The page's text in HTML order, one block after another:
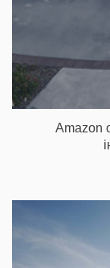
Amazon